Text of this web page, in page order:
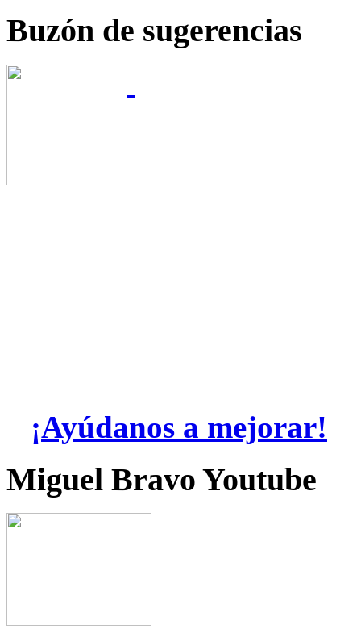
Buzón de sugerencias
¡Ayúdanos a mejorar!
Miguel Bravo Youtube